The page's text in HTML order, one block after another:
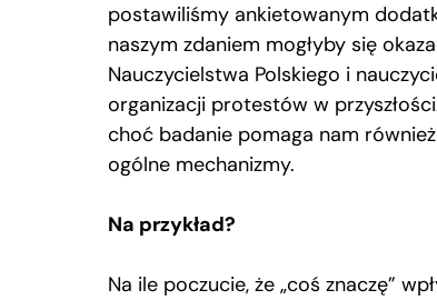
postawiliśmy ankietowanym
naszym zdaniem mogłyby się
Nauczycielstwa Polskiego i
organizacji protestów w
choć badanie pomaga nam
ogólne mechanizmy.
Na przykład?
Na ile poczucie, że „coś znaczę”